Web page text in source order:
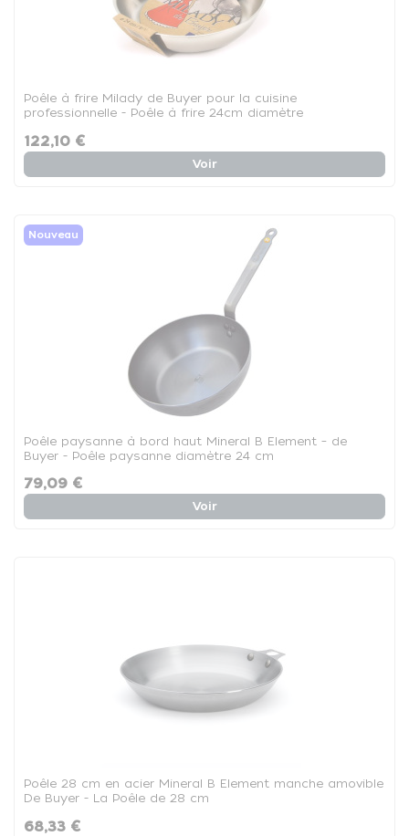
Poêle à frire Milady de Buyer pour la cuisine
professionnelle - Poêle à frire 24cm diamètre
122,10 €
Voir
Nouveau
Poêle paysanne à bord haut Mineral B Element – de
Buyer - Poêle paysanne diamètre 24 cm
79,09 €
Voir
Poêle 28 cm en acier Mineral B Element manche amovible
De Buyer - La Poêle de 28 cm
68,33 €